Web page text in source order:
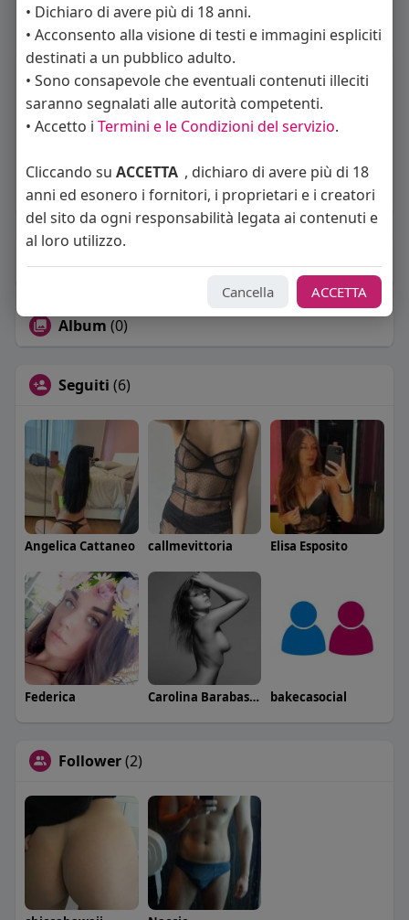
Carica piu notizie
Informazioni Utente
1post
38 anni
Vive in Italia
Album (0)
Seguiti (6)
Angelica Cattaneo callmevittoria Elisa Esposito
Federica Carolina Barabaschi bakecasocial
Follower(2)
• Dichiaro di avere più di 18 anni.
• Acconsento alla visione di testi e immagini espliciti
destinati a un pubblico adulto.
• Sono consapevole che eventuali contenuti illeciti
saranno segnalati alle autorità competenti.
• Accetto i Termini e le Condizioni del servizio.
Cliccando su ACCETTA , dichiaro di avere più di 18
anni ed esonero i fornitori, i proprietari e i creatori
del sito da ogni responsabilità legata ai contenuti e
al loro utilizzo.
Cancella ACCETTA